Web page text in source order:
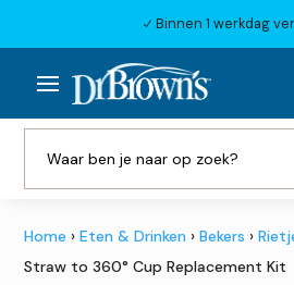
N Binnen 1 werkdag
Home ›Eten & Drinken ›Bekers ›
Straw to 360° Cup Replacement Kit